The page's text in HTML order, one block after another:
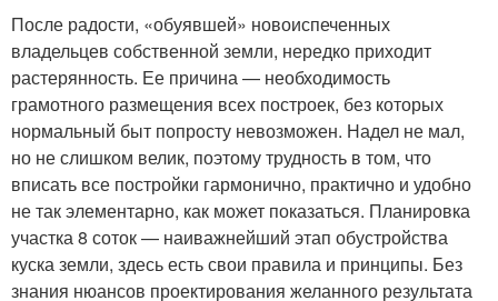
После радости, «обуявшей» новоиспеченных
владельцев собственной земли, нередко приходит
растерянность. Ее причина — необходимость
грамотного размещения всех построек, без которых
нормальный быт попросту невозможен. Надел не мал,
но не слишком велик, поэтому трудность в том, что
вписать все постройки гармонично, практично и удобно
не так элементарно, как может показаться. Планировка
участка 8 соток — наиважнейший этап обустройства
куска земли, здесь есть свои правила и принципы. Без
знания нюансов проектирования желанного результата